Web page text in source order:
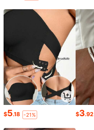
$5.18 -21% $3.92